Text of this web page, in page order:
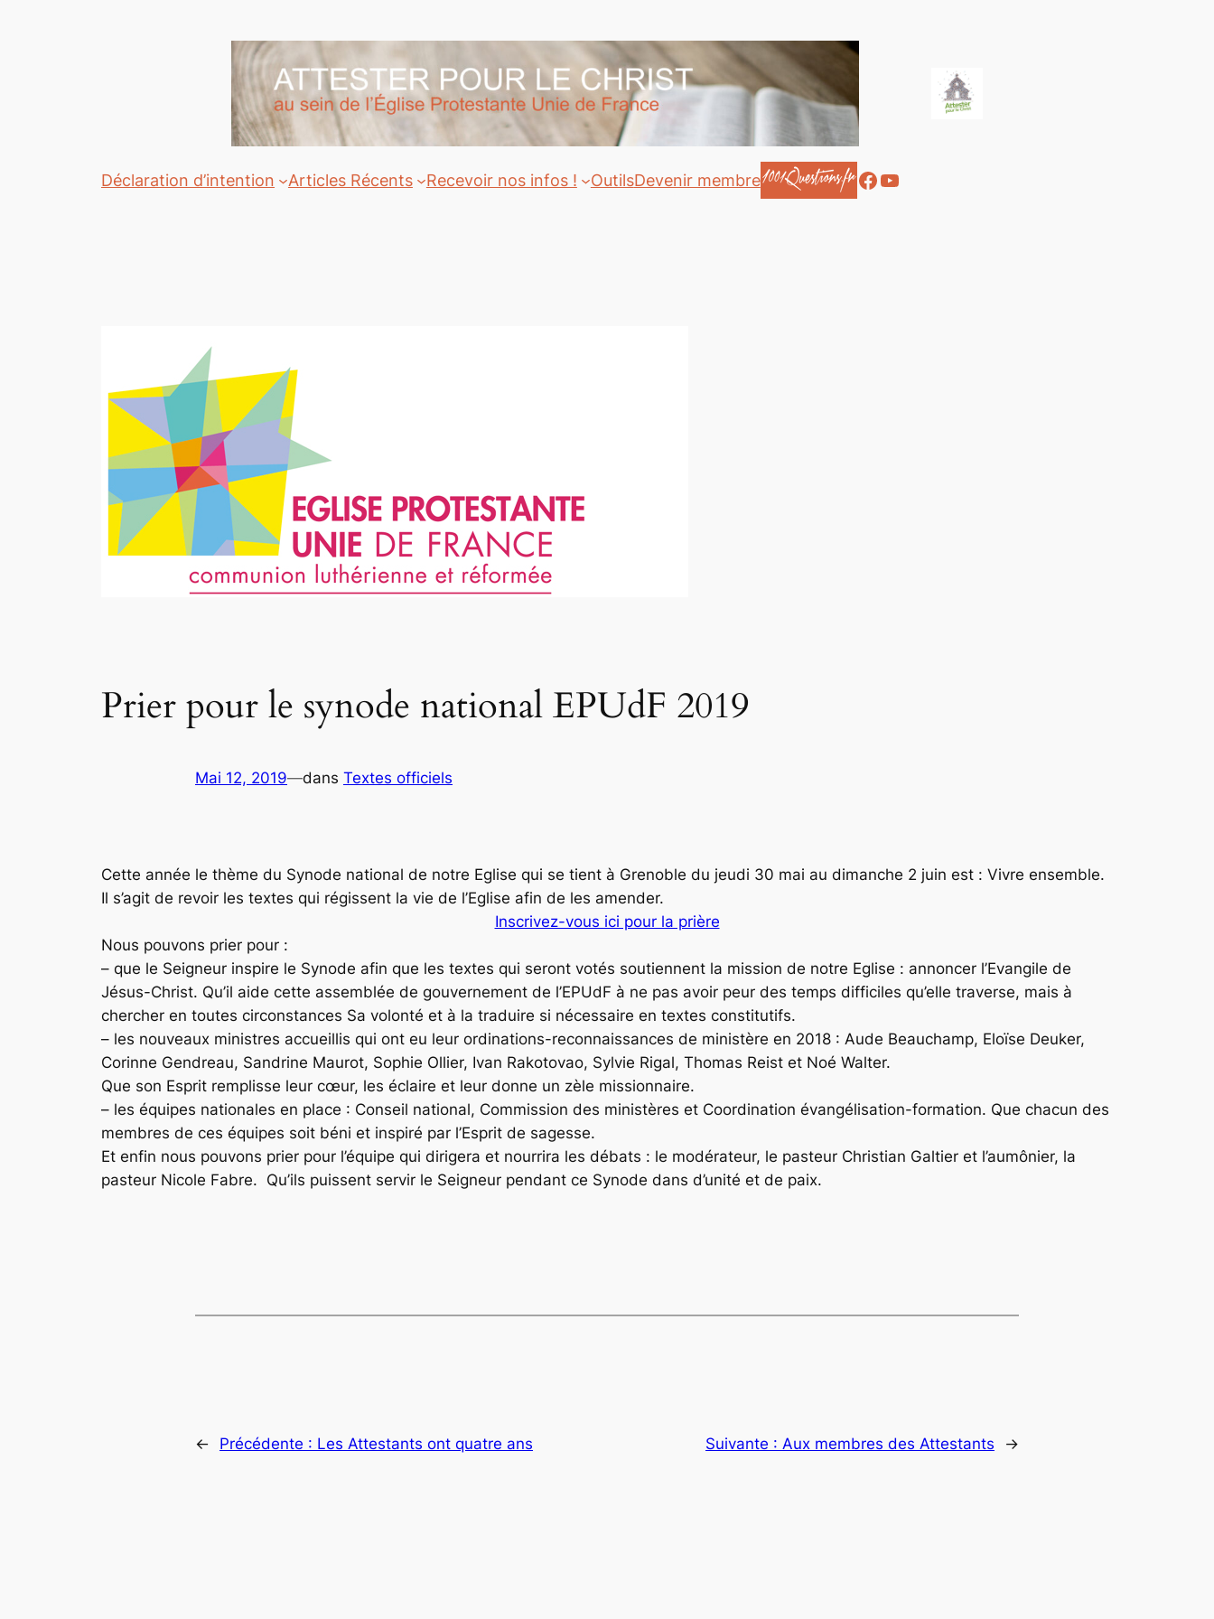
Déclaration d’intention Articles Récents Recevoir nos infos ! OutilsDevenir membre Facebook
YouTube
Prier pour le synode national EPUdF 2019
Mai 12, 2019—dans Textes officiels
Cette année le thème du Synode national de notre Eglise qui se tient à Grenoble du jeudi 30 mai au dimanche 2 juin est : Vivre ensemble.
Il s’agit de revoir les textes qui régissent la vie de l’Eglise afin de les amender.
Inscrivez-vous ici pour la prière
Nous pouvons prier pour :
– que le Seigneur inspire le Synode afin que les textes qui seront votés soutiennent la mission de notre Eglise : annoncer l’Evangile de
Jésus-Christ. Qu’il aide cette assemblée de gouvernement de l’EPUdF à ne pas avoir peur des temps difficiles qu’elle traverse, mais à
chercher en toutes circonstances Sa volonté et à la traduire si nécessaire en textes constitutifs.
– les nouveaux ministres accueillis qui ont eu leur ordinations-reconnaissances de ministère en 2018 : Aude Beauchamp, Eloïse Deuker,
Corinne Gendreau, Sandrine Maurot, Sophie Ollier, Ivan Rakotovao, Sylvie Rigal, Thomas Reist et Noé Walter.
Que son Esprit remplisse leur cœur, les éclaire et leur donne un zèle missionnaire.
– les équipes nationales en place : Conseil national, Commission des ministères et Coordination évangélisation-formation. Que chacun des
membres de ces équipes soit béni et inspiré par l’Esprit de sagesse.
Et enfin nous pouvons prier pour l’équipe qui dirigera et nourrira les débats : le modérateur, le pasteur Christian Galtier et l’aumônier, la
pasteur Nicole Fabre. Qu’ils puissent servir le Seigneur pendant ce Synode dans d’unité et de paix.
← Précédente : Les Attestants ont quatre ans Suivante : Aux membres des Attestants →